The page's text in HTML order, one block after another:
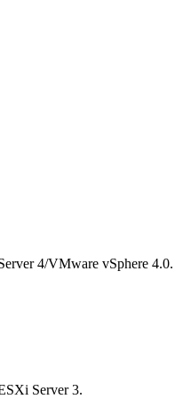
4/VMware vSphere 4.0.
Server 3.